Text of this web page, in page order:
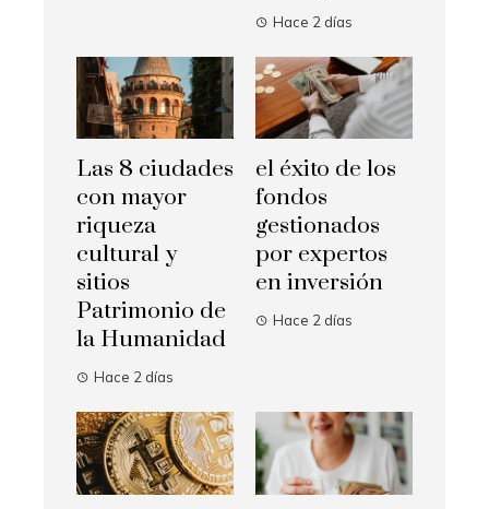
Hace 2 días
Las 8 ciudades
con mayor
riqueza
cultural y
sitios
Patrimonio de
la Humanidad
Hace 2 días
el éxito de los
fondos
gestionados
por expertos
en inversión
Hace 2 días